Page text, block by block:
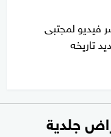
فيديو لمجتبى
تاريخه
بأمراض جلدية